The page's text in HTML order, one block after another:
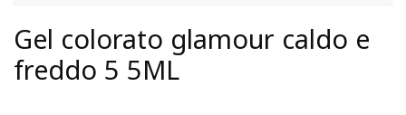
Gel colorato glamour caldo e
freddo 5 5ML